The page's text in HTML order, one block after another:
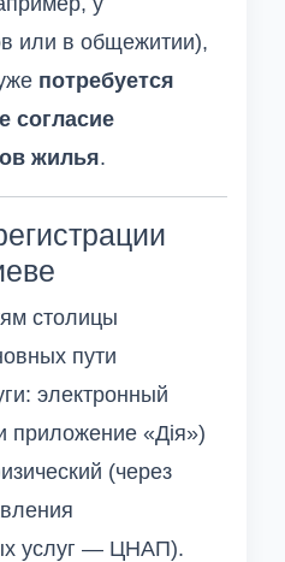
или в общежитии),
потребуется
согласие
жилья.
столицы
пути
электронный
приложение «Дія»)
(через
услуг — ЦНАП).